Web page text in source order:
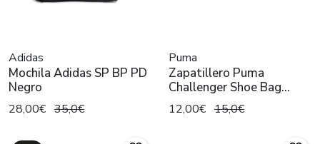
Adidas
Mochila Adidas SP BP PD
Negro
28,00€ 35,0€
Puma
Zapatillero Puma
Challenger Shoe Bag
Negro
12,00€ 15,0€